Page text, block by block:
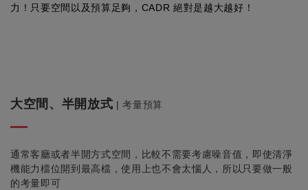
力！ 只要空間以及預算足夠， CADR絕對是越大越好！
大空間、半開放式 |考量預算
通常客廳或者半開方式空間，比較不需要考慮噪音值，即使清淨
機能力檔位開到最高檔，使用上也不會太惱人，所以只要做一般
的考量即可